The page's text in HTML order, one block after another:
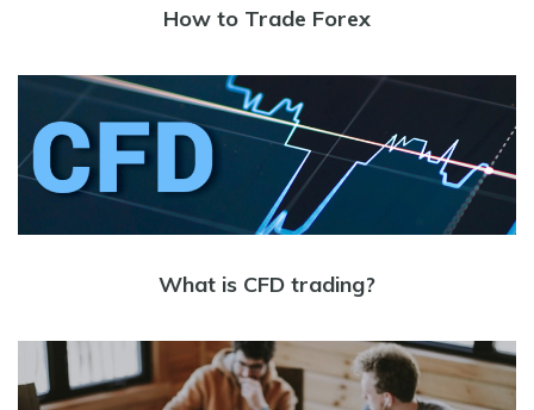
How to Trade Forex
What is CFD trading?